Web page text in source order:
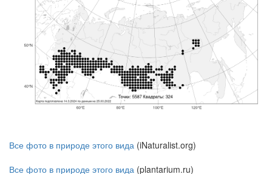
Все фото в природе этого вида (iNaturalist.org)
Все фото в природе этого вида (plantarium.ru)